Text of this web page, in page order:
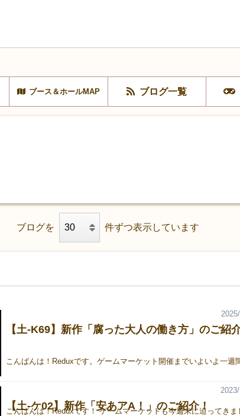
ブース＆ホールMAP ブログ一覧
ブログを 件ずつ表示しています
【土-K69】新作「腐った大人の働き方」のご紹
【土-ケ02】新作「安あアA！」のご紹介！